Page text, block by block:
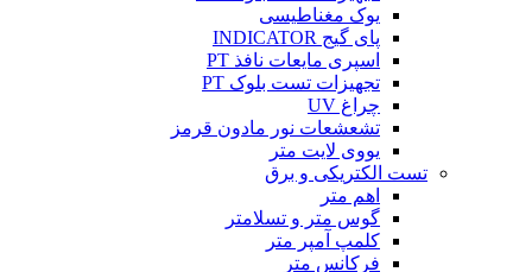
یوک مغناطیسی
پای گیج INDICATOR
اسپری مایعات نافذ PT
تجهیزات تست بلوک PT
چراغ UV
تشعشعات نور مادون قرمز
یووی لایت متر
تست الکتریکی و برق
اهم متر
گوس متر و تسلامتر
کلمپ آمپر متر
فرکانس متر